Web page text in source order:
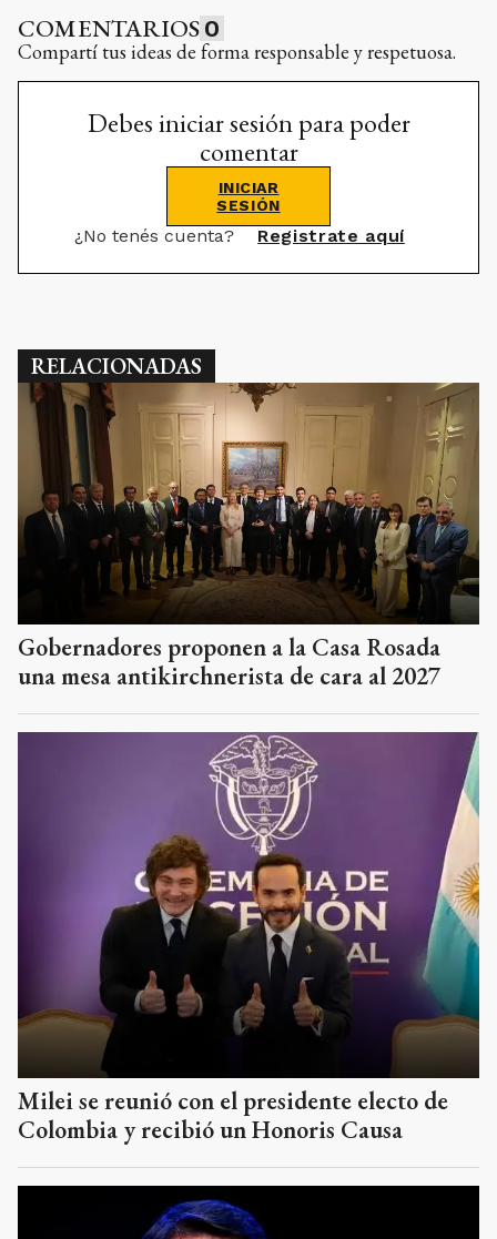
COMENTARIOS 0
Compartí tus ideas de forma responsable y respetuosa.
Debes iniciar sesión para poder
comentar
INICIAR
SESIÓN
¿No tenés cuenta? Registrate aquí
RELACIONADAS
Gobernadores proponen a la Casa Rosada
una mesa antikirchnerista de cara al 2027
Milei se reunió con el presidente electo de
Colombia y recibió un Honoris Causa